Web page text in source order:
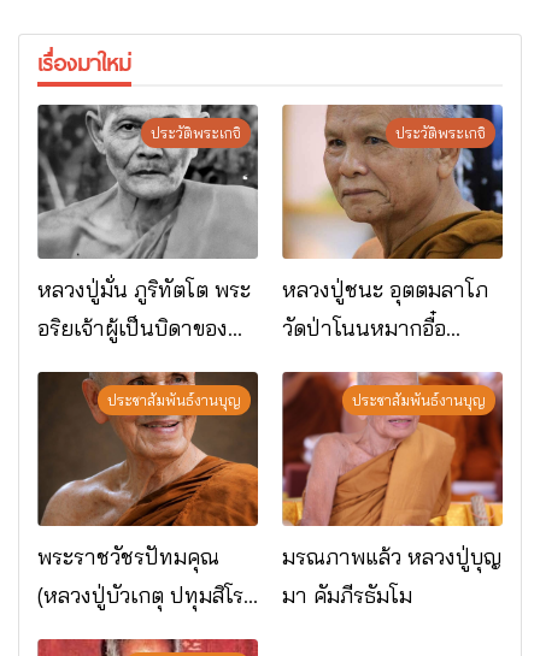
เรื่องมาใหม่
ประวัติพระเกจิ
หลวงปู่มั่น ภูริทัตโต พระ
อริยเจ้าผู้เป็นบิดาของ
พระกรรมฐาน
ประวัติพระเกจิ
หลวงปู่ชนะ อุตตมลาโภ
วัดป่าโนนหมากอื๋อ
อ.เมือง จ.มหาสารคาม
ประชาสัมพันธ์งานบุญ
พระราชวัชรปัทมคุณ
(หลวงปู่บัวเกตุ ปทุมสิโร)
มรณภาพแล้ว วัดป่า
ประชาสัมพันธ์งานบุญ
มรณภาพแล้ว หลวงปู่บุญ
มา คัมภีรธัมโม